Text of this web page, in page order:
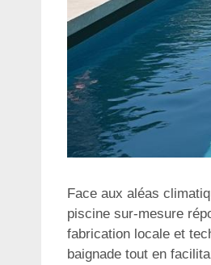
Face aux aléas
piscine sur-mesure
fabrication locale et
baignade tout en